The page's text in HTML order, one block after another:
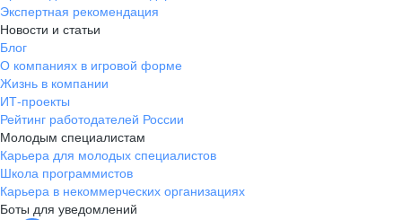
Экспертная рекомендация
Новости и статьи
Блог
О компаниях в игровой форме
Жизнь в компании
ИТ-проекты
Рейтинг работодателей России
Молодым специалистам
Карьера для молодых специалистов
Школа программистов
Карьера в некоммерческих организациях
Боты для уведомлений